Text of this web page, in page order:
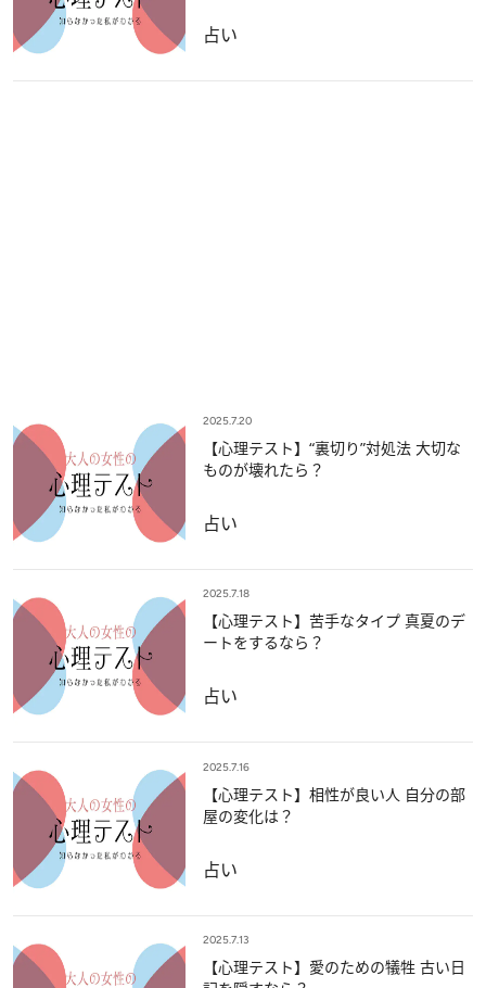
占い
2025.7.20
【心理テスト】“裏切り”対処法 大切な
ものが壊れたら？
占い
2025.7.18
【心理テスト】苦手なタイプ 真夏のデ
ートをするなら？
占い
2025.7.16
【心理テスト】相性が良い人 自分の部
屋の変化は？
占い
2025.7.13
【心理テスト】愛のための犠牲 古い日